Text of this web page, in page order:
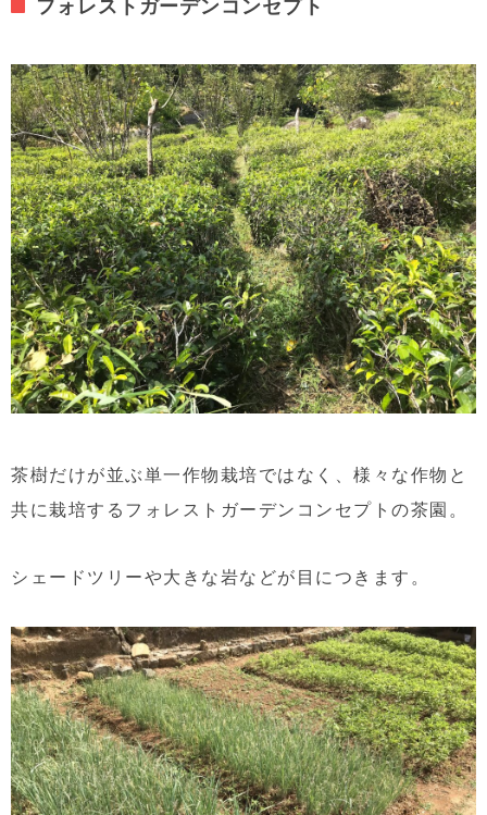
茶樹だけが並ぶ単一作物栽培ではなく、様々な作物と
共に栽培するフォレストガーデンコンセプトの茶園。
シェードツリーや大きな岩などが目につきます。